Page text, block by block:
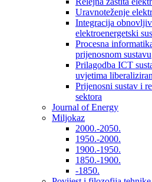
Uravnoteženje
Integracija
elektroenergetski
Procesna
prijenosnom sustavu
Prilagodba ICT
uvjetima
Prijenosni sustav i
sektora
Journal of Energy
Miljokaz
2000.-2050.
1950.-2000.
1900.-1950.
1850.-1900.
-1850.